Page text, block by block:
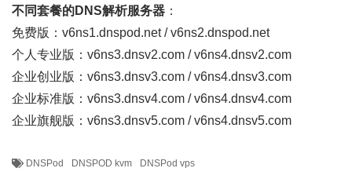
不同套餐的DNS解析服务器 ：
免费版：v6ns1.dnspod.net / v6ns2.dnspod.net
个人专业版：v6ns3.dnsv2.com / v6ns4.dnsv2.com
企业创业版：v6ns3.dnsv3.com / v6ns4.dnsv3.com
企业标准版：v6ns3.dnsv4.com / v6ns4.dnsv4.com
企业旗舰版：v6ns3.dnsv5.com / v6ns4.dnsv5.com
DNSPod DNSPOD kvm DNSPod vps